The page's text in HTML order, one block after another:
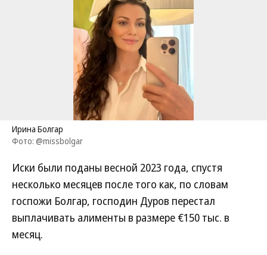
Ирина Болгар
Фото: @missbolgar
Иски были поданы весной 2023 года, спустя
несколько месяцев после того как, по словам
госпожи Болгар, господин Дуров перестал
выплачивать алименты в размере €150 тыс. в
месяц.